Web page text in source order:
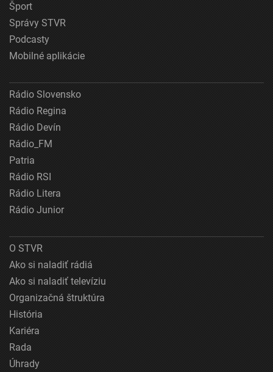
Šport
Správy STVR
Podcasty
Mobilné aplikácie
Rádio Slovensko
Rádio Regina
Rádio Devín
Rádio_FM
Patria
Rádio RSI
Rádio Litera
Rádio Junior
O STVR
Ako si naladiť rádiá
Ako si naladiť televíziu
Organizačná štruktúra
História
Kariéra
Rada
Úhrady